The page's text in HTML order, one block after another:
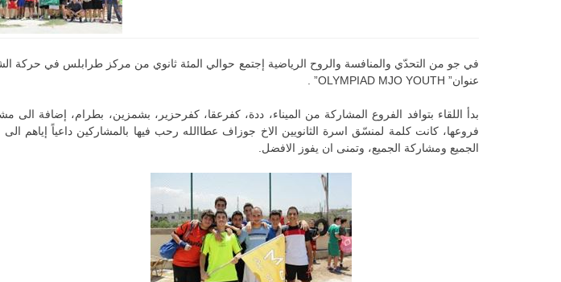
عنوان” OLYMPIAD MJO YOUTH” .
بدأ اللقاء بتوافد الفروع المشاركة من الميناء، ددة، كفرعقا، كفرحزير، بشمزين، بطرام، إضافة
فروعها، كانت كلمة لمنسّق اسرة الثانويين الاخ جوزاف عطاالله رحب فيها بالمشاركين داعياً إياهم
الجميع ومشاركة الجميع، وتمنى ان يفوز الافضل.